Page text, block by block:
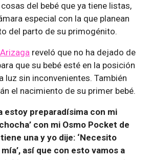
del bebé que ya tiene listas,
especial con la que planean
del parto de su primogénito.
reveló que no ha dejado de
que su bebé esté en la posición
luz sin inconvenientes. También
el nacimiento de su primer bebé.
estoy preparadísima con mi
con mi Osmo Pocket de
una y yo dije: ‘Necesito
así que con esto vamos a